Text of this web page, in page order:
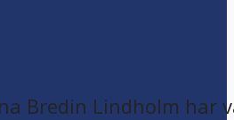
Bredin Lindholm har